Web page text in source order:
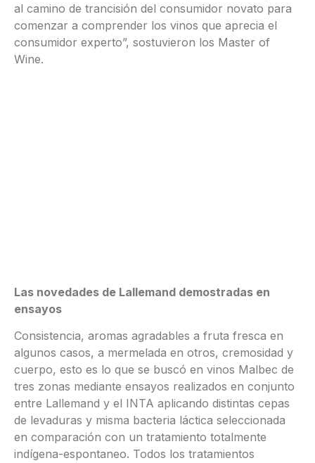
al camino de trancisión del consumidor novato para
comenzar a comprender los vinos que aprecia el
consumidor experto”, sostuvieron los Master of
Wine.
Las novedades de Lallemand demostradas en
ensayos
Consistencia, aromas agradables a fruta fresca en
algunos casos, a mermelada en otros, cremosidad y
cuerpo, esto es lo que se buscó en vinos Malbec de
tres zonas mediante ensayos realizados en conjunto
entre Lallemand y el INTA aplicando distintas cepas
de levaduras y misma bacteria láctica seleccionada
en comparación con un tratamiento totalmente
indígena-espontaneo. Todos los tratamientos